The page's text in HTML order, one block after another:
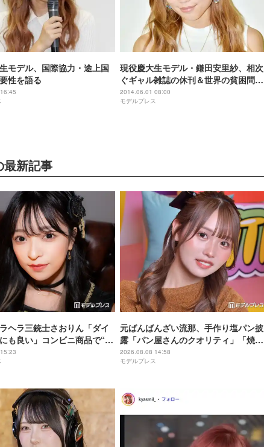
モデル、国際協力・途上国
性を語る
現役慶大生モデル・鎌田安里紗、相次
ぐギャル雑誌の休刊＆世界の貧困問題
を語る モデルプレスインタビュー
2014.06.01 08:00
モデルプレス
最新記事
ヘラ三銃士さおりん「ダイ
も良い」コンビニ商品で“混
ルシー副菜紹介「火を使わ
すぎる」「タンパク質たっ
元ばんばんざい流那、手作り塩パン披
露「パン屋さんのクオリティ」「焼き
加減最高」と反響
2026.08.08 14:58
モデルプレス